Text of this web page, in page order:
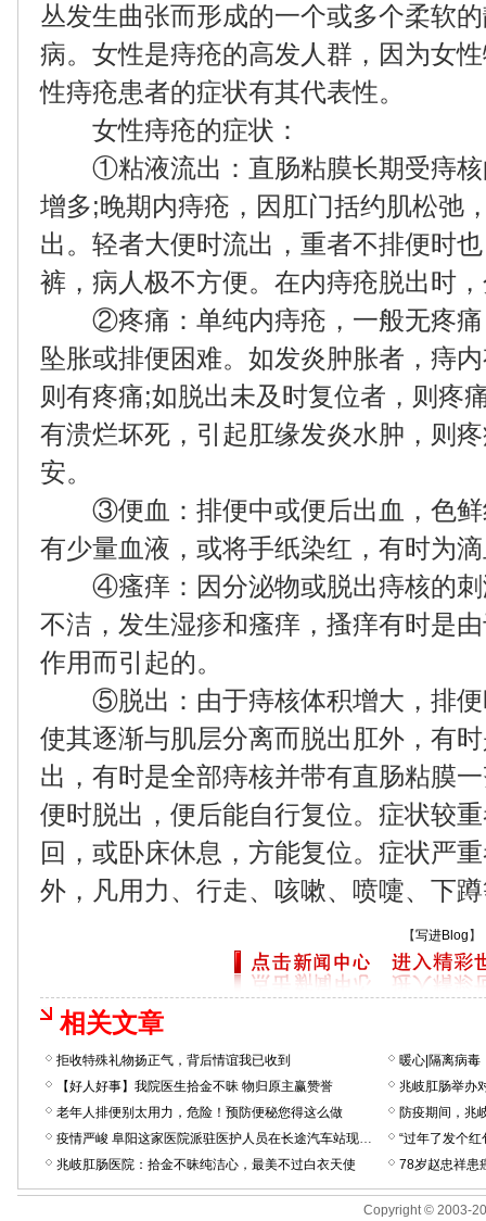
丛发生曲张而形成的一个或多个柔软
病。女性是痔疮的高发人群，因为女
性痔疮患者的症状有其代表性。
女性痔疮的症状：
①粘液流出：直肠粘膜长期受痔核
增多;晚期内痔疮，因肛门括约肌松弛
出。轻者大便时流出，重者不排便时
裤，病人极不方便。在内痔疮脱出时
②疼痛：单纯内痔疮，一般无疼痛
坠胀或排便困难。如发炎肿胀者，痔
则有疼痛;如脱出未及时复位者，则疼
有溃烂坏死，引起肛缘发炎水肿，则
安。
③便血：排便中或便后出血，色鲜
有少量血液，或将手纸染红，有时为
④瘙痒：因分泌物或脱出痔核的刺
不洁，发生湿疹和瘙痒，搔痒有时是
作用而引起的。
⑤脱出：由于痔核体积增大，排便
使其逐渐与肌层分离而脱出肛外，有
出，有时是全部痔核并带有直肠粘膜
便时脱出，便后能自行复位。症状较
回，或卧床休息，方能复位。症状严
外，凡用力、行走、咳嗽、喷嚏、下
【写进Blog 】
相关文章
拒收特殊礼物扬正气，背后情谊我已收到
暖心|隔离病毒
【好人好事】我院医生拾金不昧 物归原主赢赞誉
兆岐肛肠举办
老年人排便别太用力，危险！预防便秘您得这么做
防疫期间，兆
疫情严峻 阜阳这家医院派驻医护人员在长途汽车站现场体测
兆岐肛肠医院：拾金不昧纯洁心，最美不过白衣天使
Copyright © 2003-